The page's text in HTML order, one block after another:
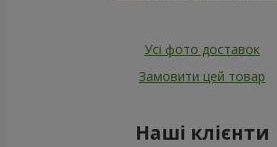
Усі фото доставок
Замовити цей товар
Наші клієнти